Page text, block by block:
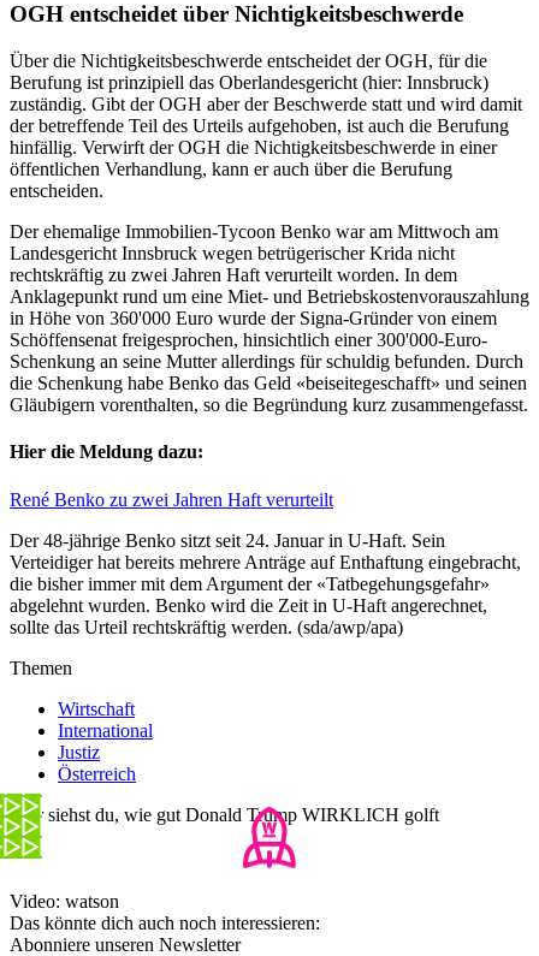
OGH entscheidet über Nichtigkeitsbeschwerde
Über die Nichtigkeitsbeschwerde entscheidet der OGH, für die
Berufung ist prinzipiell das Oberlandesgericht (hier: Innsbruck)
zuständig. Gibt der OGH aber der Beschwerde statt und wird damit
der betreffende Teil des Urteils aufgehoben, ist auch die Berufung
hinfällig. Verwirft der OGH die Nichtigkeitsbeschwerde in einer
öffentlichen Verhandlung, kann er auch über die Berufung
entscheiden.
Der ehemalige Immobilien-Tycoon Benko war am Mittwoch am
Landesgericht Innsbruck wegen betrügerischer Krida nicht
rechtskräftig zu zwei Jahren Haft verurteilt worden. In dem
Anklagepunkt rund um eine Miet- und Betriebskostenvorauszahlung
in Höhe von 360'000 Euro wurde der Signa-Gründer von einem
Schöffensenat freigesprochen, hinsichtlich einer 300'000-Euro-
Schenkung an seine Mutter allerdings für schuldig befunden. Durch
die Schenkung habe Benko das Geld «beiseitegeschafft» und seinen
Gläubigern vorenthalten, so die Begründung kurz zusammengefasst.
Hier die Meldung dazu:
René Benko zu zwei Jahren Haft verurteilt
Der 48-jährige Benko sitzt seit 24. Januar in U-Haft. Sein
Verteidiger hat bereits mehrere Anträge auf Enthaftung eingebracht,
die bisher immer mit dem Argument der «Tatbegehungsgefahr»
abgelehnt wurden. Benko wird die Zeit in U-Haft angerechnet,
sollte das Urteil rechtskräftig werden. (sda/awp/apa)
Themen
Wirtschaft
International
Justiz
Österreich
Hier siehst du, wie gut Donald Trump WIRKLICH golft
Video: watson
Das könnte dich auch noch interessieren:
Abonniere unseren Newsletter